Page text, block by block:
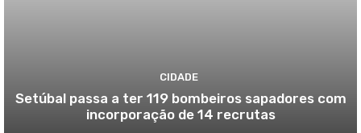
CIDADE
Setúbal passa a ter 119 bombeiros sapadores com
incorporação de 14 recrutas